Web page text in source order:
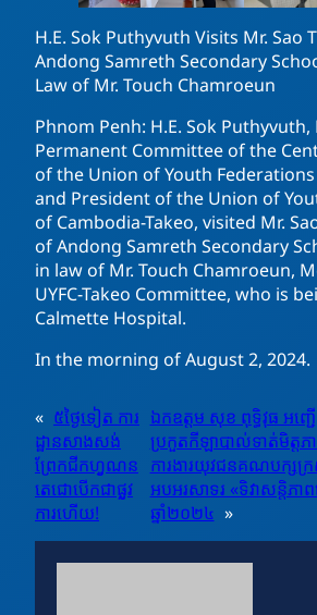
H.E. Sok Puthyvuth Visits Mr. Sao
Andong Samreth Secondary
Law of Mr. Touch Chamroeun
Phnom Penh: H.E. Sok
Permanent Committee of the
of the Union of Youth
and President of the Union of
of Cambodia-Takeo, visited Mr.
of Andong Samreth Secondary
in law of Mr. Touch Chamroeun,
UYFC-Takeo Committee, who is
Calmette Hospital.
In the morning of August 2, 2024.
« ៥ថ្ងៃទៀត ការ
ដ្ឋានសាងសង់
ព្រែកជីកហ្វូណន
តេជោបើកជាផ្លូវ
ការហើយ!
ឯកឧត្តម សុខ ពុទ្ធិវុធ អញ្
ប្រកួតកីឡាបាល់ទាត់មិត្តភា
ការងារយុវជនគណបក្សក្
អបអរសាទរ «ទិវាសន្តិភា
ឆ្នាំ២០២៤ »